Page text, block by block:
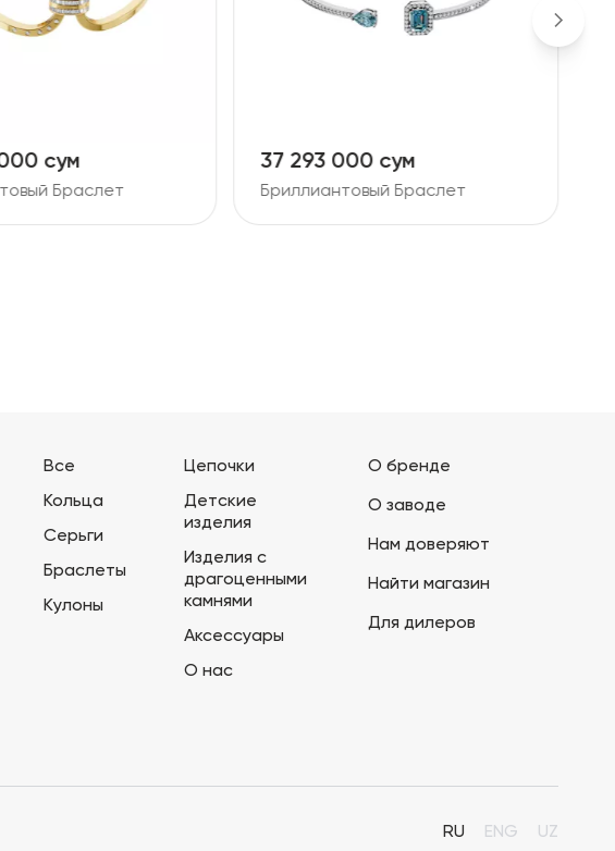
сум
Браслет
37 293 000 сум
Бриллиантовый Браслет
Все
Кольца
Серьги
Браслеты
Кулоны
Цепочки
Детские
изделия
Изделия с
драгоценными
камнями
Аксессуары
О нас
О бренде
О заводе
Нам доверяют
Найти магазин
Для дилеров
RU ENG UZ